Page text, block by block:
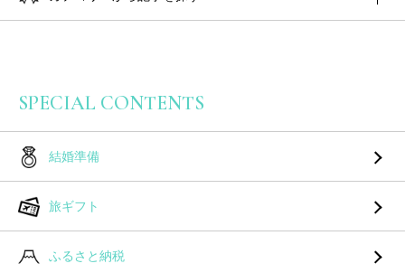
SPECIAL CONTENTS
結婚準備
旅ギフト
ふるさと納税